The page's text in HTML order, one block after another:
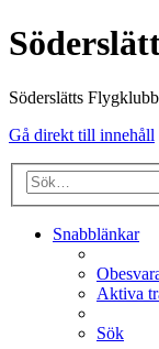
Söderslätts
Gå direkt till innehåll
Snabblänkar
Aktiva
Sök